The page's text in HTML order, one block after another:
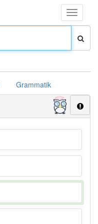
Toggle
Grammatik